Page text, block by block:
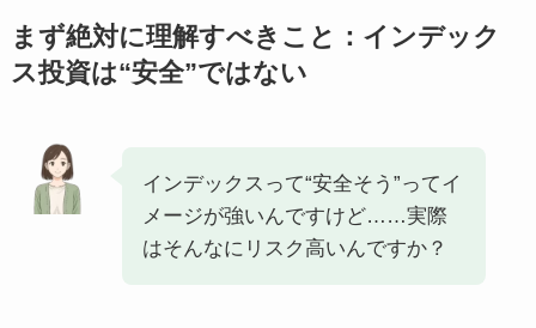
まず絶対に理解すべきこと：インデック
ス投資は“安全”ではない
インデックスって“安全そう”ってイ
メージが強いんですけど……実際
はそんなにリスク高いんですか？